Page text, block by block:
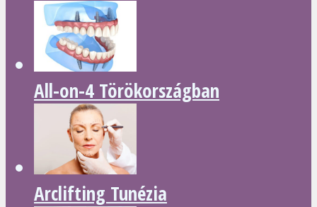
All-on-4 Törökországban
Arclifting Tunézia